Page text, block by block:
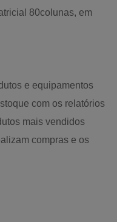
80colunas, em
e equipamentos
com os relatórios
mais vendidos
compras e os